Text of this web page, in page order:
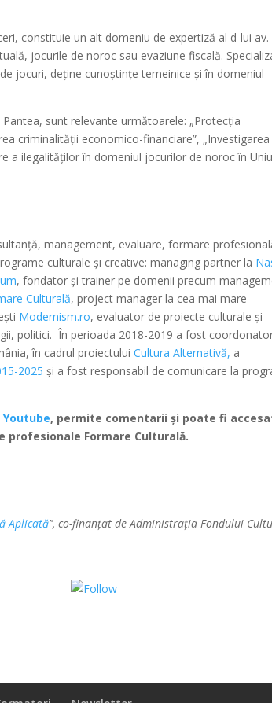
constituie un alt domeniu de expertiză al d-lui av.
jocurile de noroc sau evaziune fiscală.
jocuri, deține cunoștințe temeinice și în domeniul
sunt relevante următoarele: „Protecția
criminalității economico-financiare”, „Investigarea
a ilegalităților în domeniul jocurilor de noroc în
management, evaluare, formare
culturale și creative: managing partner la
, fondator și trainer pe domenii precum
Culturală, project manager la cea mai mare
Modernism.ro, evaluator de proiecte culturale și
politici. În perioada 2018-2019 a fost
în cadrul proiectuluiCultura Alternativă, a
2025 și a fost responsabil de comunicare la
Youtube, permite comentarii și poate fi
Formare Culturală.
Aplicată”, co-finanțat de Administrația Fondului
Share on WhatsApp